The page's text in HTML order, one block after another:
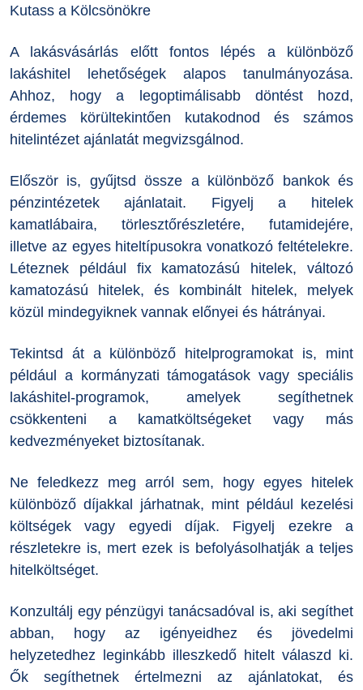
Kutass a Kölcsönökre
A lakásvásárlás előtt fontos lépés a különböző
lakáshitel lehetőségek alapos tanulmányozása.
Ahhoz, hogy a legoptimálisabb döntést hozd,
érdemes körültekintően kutakodnod és számos
hitelintézet ajánlatát megvizsgálnod.
Először is, gyűjtsd össze a különböző bankok és
pénzintézetek ajánlatait. Figyelj a hitelek
kamatlábaira, törlesztőrészletére, futamidejére,
illetve az egyes hiteltípusokra vonatkozó feltételekre.
Léteznek például fix kamatozású hitelek, változó
kamatozású hitelek, és kombinált hitelek, melyek
közül mindegyiknek vannak előnyei és hátrányai.
Tekintsd át a különböző hitelprogramokat is, mint
például a kormányzati támogatások vagy speciális
lakáshitel-programok, amelyek segíthetnek
csökkenteni a kamatköltségeket vagy más
kedvezményeket biztosítanak.
Ne feledkezz meg arról sem, hogy egyes hitelek
különböző díjakkal járhatnak, mint például kezelési
költségek vagy egyedi díjak. Figyelj ezekre a
részletekre is, mert ezek is befolyásolhatják a teljes
hitelköltséget.
Konzultálj egy pénzügyi tanácsadóval is, aki segíthet
abban, hogy az igényeidhez és jövedelmi
helyzetedhez leginkább illeszkedő hitelt válaszd ki.
Ők segíthetnek értelmezni az ajánlatokat, és